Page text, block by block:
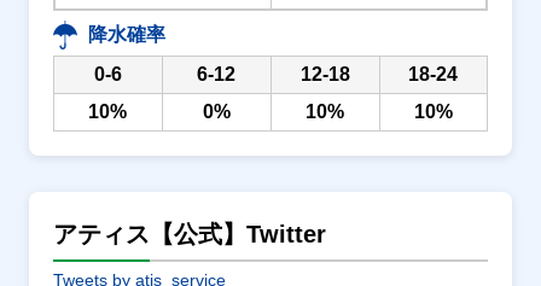
降水確率
0-6
6-12 12-18
18-24
10%
0% 10% 10%
アティス【公式】Twitter
Tweets by atis_service